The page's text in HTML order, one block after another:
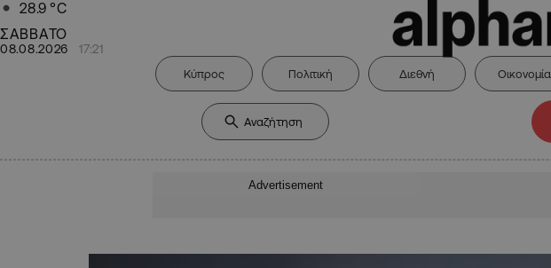
28.9 °C
ΣΑΒΒΑΤΟ
08.08.2026 17:21
Κύπρος Πολιτική Διεθνή Οικονομία
Advertisement